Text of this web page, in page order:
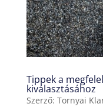
Tippek a
kiválasztásához
Szerző: Tornyai